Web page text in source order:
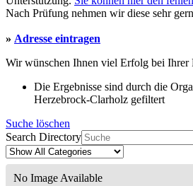
Nach Prüfung nehmen wir diese sehr
» Adresse eintragen
Wir wünschen Ihnen viel Erfolg bei Ihrer
Die Ergebnisse sind durch die
Herzebrock-Clarholz gefiltert
Suche löschen
Search Directory
No Image Available